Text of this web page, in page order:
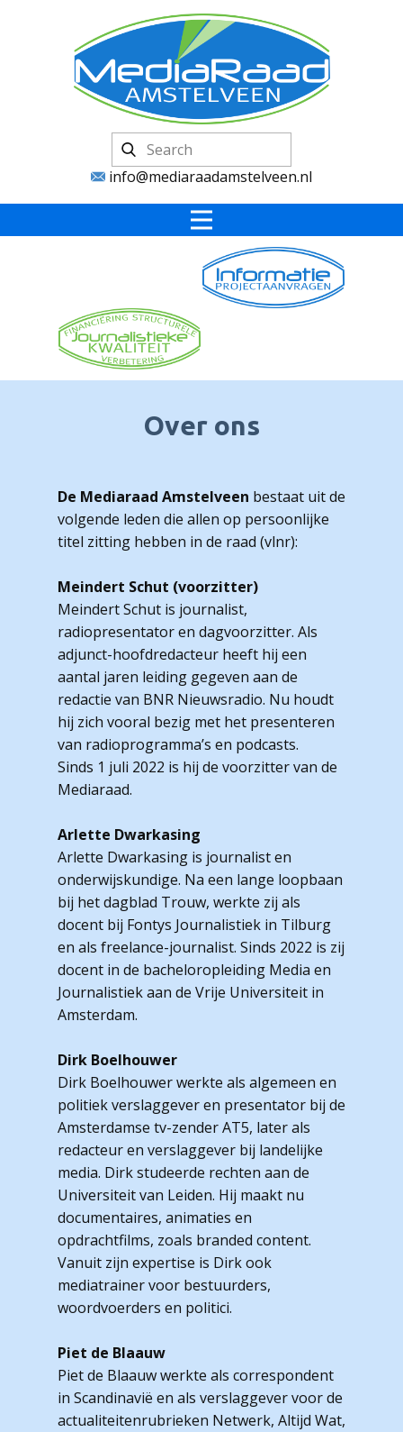
info@mediaraadamstelveen.nl
Over ons
De Mediaraad Amstelveen bestaat uit de
volgende leden die allen op persoonlijke
titel zitting hebben in de raad (vlnr):
Meindert Schut (voorzitter)
Meindert Schut is journalist,
radiopresentator en dagvoorzitter. Als
adjunct-hoofdredacteur heeft hij een
aantal jaren leiding gegeven aan de
redactie van BNR Nieuwsradio. Nu houdt
hij zich vooral bezig met het presenteren
van radioprogramma’s en podcasts.
Sinds 1 juli 2022 is hij de voorzitter van de
Mediaraad.
Arlette Dwarkasing
Arlette Dwarkasing is journalist en
onderwijskundige. Na een lange loopbaan
bij het dagblad Trouw, werkte zij als
docent bij Fontys Journalistiek in Tilburg
en als freelance-journalist. Sinds 2022 is zij
docent in de bacheloropleiding Media en
Journalistiek aan de Vrije Universiteit in
Amsterdam.
Dirk Boelhouwer
Dirk Boelhouwer werkte als algemeen en
politiek verslaggever en presentator bij de
Amsterdamse tv-zender AT5, later als
redacteur en verslaggever bij landelijke
media. Dirk studeerde rechten aan de
Universiteit van Leiden. Hij maakt nu
documentaires, animaties en
opdrachtfilms, zoals branded content.
Vanuit zijn expertise is Dirk ook
mediatrainer voor bestuurders,
woordvoerders en politici.
Piet de Blaauw
Piet de Blaauw werkte als correspondent
in Scandinavië en als verslaggever voor de
actualiteitenrubrieken Netwerk, Altijd Wat,